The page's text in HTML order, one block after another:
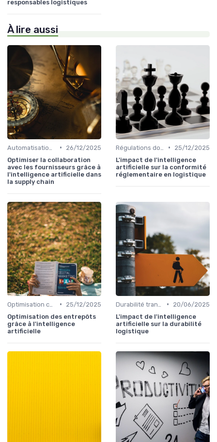
responsables logistiques
À lire aussi
•
26/12/2025
Optimiser la collaboration
avec les fournisseurs grâce à
l'intelligence artificielle dans
la supply chain
•
25/12/2025
L'impact de l'intelligence
artificielle sur la conformité
réglementaire en logistique
•
25/12/2025
Optimisation des entrepôts
grâce à l'intelligence
artificielle
•
20/06/2025
L'impact de l'intelligence
artificielle sur la durabilité
logistique